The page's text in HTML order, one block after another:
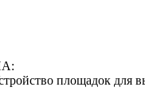
площадок для